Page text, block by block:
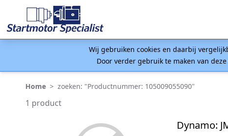
Wij gebruiken cookies en daarbij
Door verder gebruik te maken van
Home > zoeken: "Productnummer: 105009055090"
1 product
Dynamo: